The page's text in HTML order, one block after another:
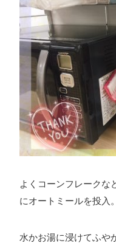
よくコーンフレークな
にオートミールを投入。
水かお湯に浸けてふや